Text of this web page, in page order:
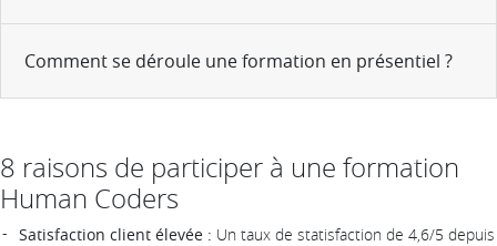
Comment se déroule une formation en présentiel ?
8 raisons de participer à une formation
Human Coders
Satisfaction client élevée : Un taux de statisfaction de 4,6/5 depuis